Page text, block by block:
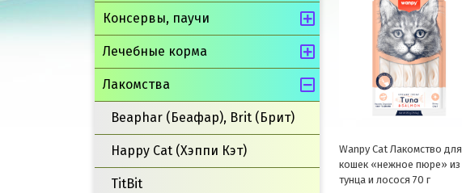
Консервы, паучи
Лечебные корма
Лакомства
Beaphar (Беафар), Brit (Брит)
Happy Cat (Хэппи Кэт)
TitBit
Wanpy Cat Лакомство для
кошек «нежное пюре» из
тунца и лосося 70 г